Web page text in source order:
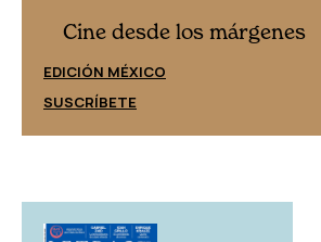
Cine desde los márgenes
EDICIÓN MÉXICO
SUSCRÍBETE